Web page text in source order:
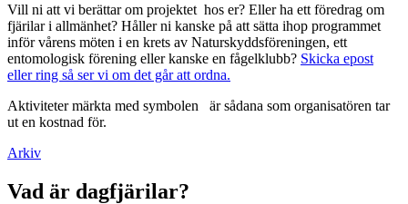
Vill ni att vi berättar om projektet hos er? Eller ha ett föredrag om
fjärilar i allmänhet? Håller ni kanske på att sätta ihop programmet
inför vårens möten i en krets av Naturskyddsföreningen, ett
entomologisk förening eller kanske en fågelklubb? Skicka epost
eller ring så ser vi om det går att ordna.
Aktiviteter märkta med symbolen
är sådana som organisatören tar
ut en kostnad för.
Arkiv
Vad är dagfjärilar?